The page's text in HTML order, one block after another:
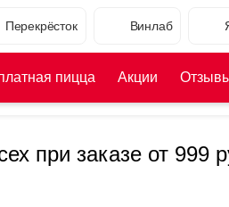
Перекрёсток Винлаб
пицца Акции
при заказе от 999